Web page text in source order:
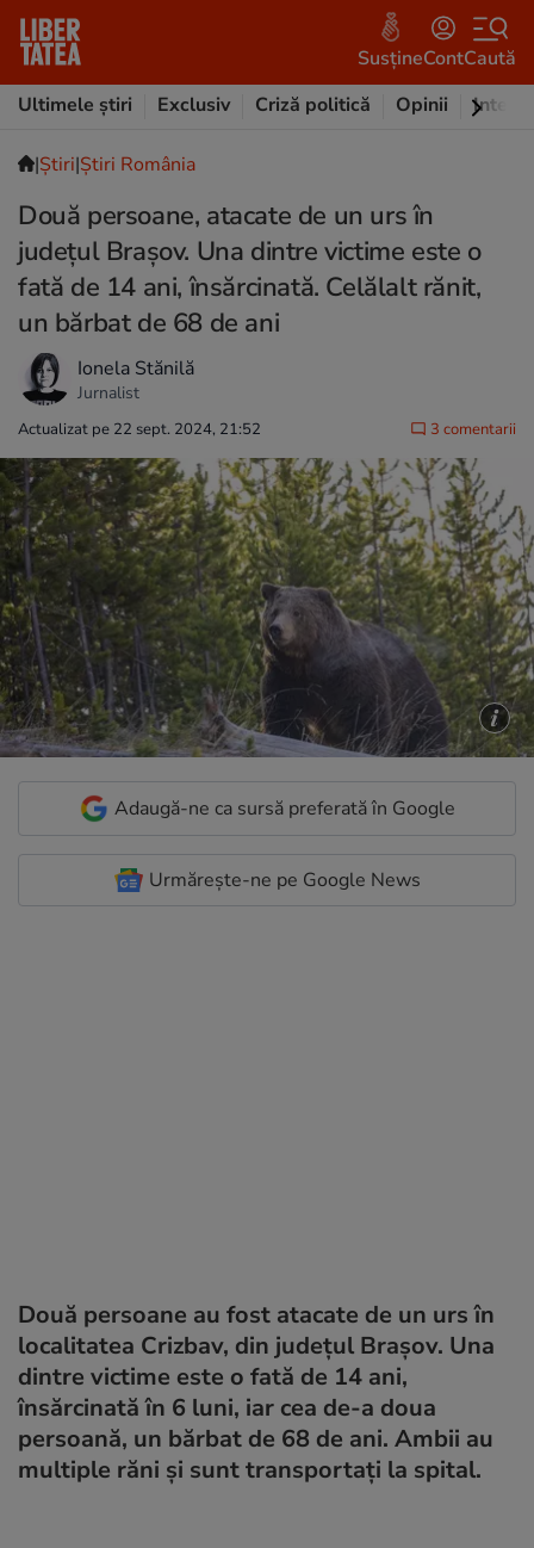
SusțineContCaută
Ultimele știri
Exclusiv Criză politică Opinii
|Ştiri|Știri România
Două persoane, atacate de un urs în
județul Brașov. Una dintre victime este o
fată de 14 ani, însărcinată. Celălalt rănit,
un bărbat de 68 de ani
Ionela Stănilă
Jurnalist
Actualizat pe 22 sept. 2024, 21:52 3 comentarii
Adaugă-ne ca sursă preferată în Google
Urmărește-ne pe Google News
Două persoane au fost atacate de un urs în
localitatea Crizbav, din județul Brașov. Una
dintre victime este o fată de 14 ani,
însărcinată în 6 luni, iar cea de-a doua
persoană, un bărbat de 68 de ani. Ambii au
multiple răni şi sunt transportaţi la spital.